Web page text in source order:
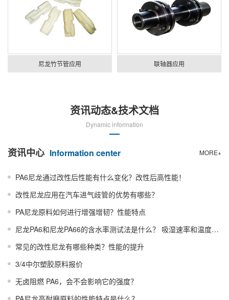
尼龙竹节管应用 联轴器应用
资讯动态&技术文档
Dynamic information
MORE+
资讯中心 Information center
PA6尼龙通过改性后性能有什么变化？改性后高性能！
改性尼龙应用在汽车进气歧管的优势有哪些？
PA尼龙原料如何进行增强增韧？性能特点
尼龙PA6和尼龙PA66的含水率测试法是什么？ 吸湿速率和温度湿度相关
常见的改性尼龙有哪些种类？性能的提升
3/4中尔塑胶原料报价
无卤阻燃 PA6，会不会影响它的强度？